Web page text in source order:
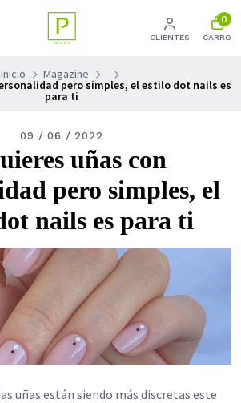
CLIENTES
0
CARRO
Inicio Magazine
pero simples, el estilo dot nails es
para ti
09 / 06 / 2022
uñas con
pero simples, el
nails es para ti
uñas están siendo más discretas este